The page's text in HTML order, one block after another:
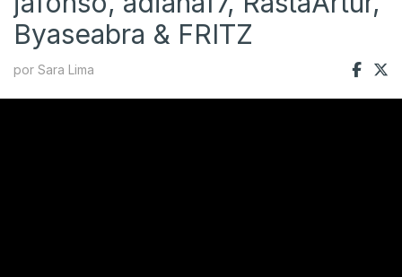
Byaseabra & FRITZ
por Sara Lima